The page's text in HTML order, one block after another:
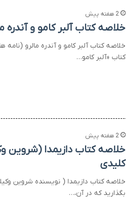
2 هفته پیش
خلاصه کتاب آلبر کامو و
خلاصه کتاب آلبر کامو و آندره مالرو
کتاب «آلبر کامو…
2 هفته پیش
خلاصه کتاب دازیمدا (شروین
کلیدی
خلاصه کتاب دازیمدا ( نویسنده شروین
بگذارید که در آن،…